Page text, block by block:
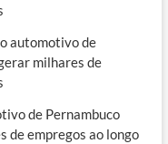
automotivo de
milhares de
de Pernambuco
de empregos ao longo